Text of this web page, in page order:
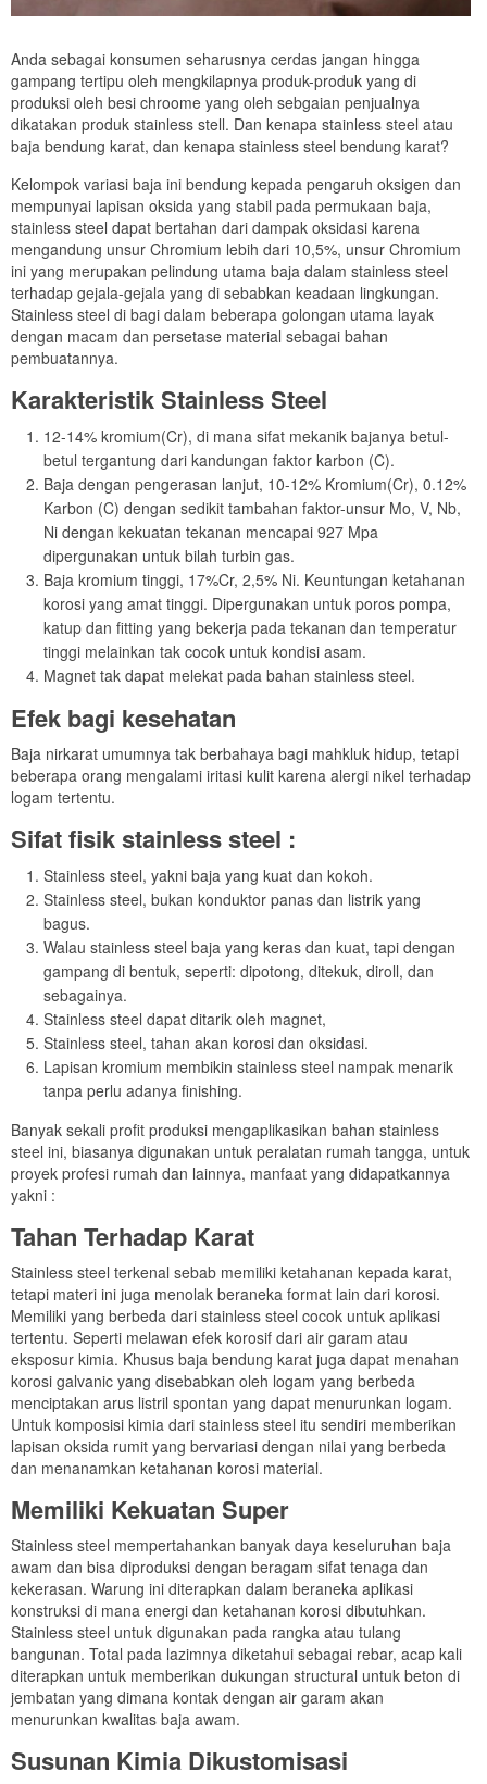
Anda sebagai konsumen seharusnya cerdas jangan hingga
gampang tertipu oleh mengkilapnya produk-produk yang di
produksi oleh besi chroome yang oleh sebgaian penjualnya
dikatakan produk stainless stell. Dan kenapa stainless steel atau
baja bendung karat, dan kenapa stainless steel bendung karat?
Kelompok variasi baja ini bendung kepada pengaruh oksigen dan
mempunyai lapisan oksida yang stabil pada permukaan baja,
stainless steel dapat bertahan dari dampak oksidasi karena
mengandung unsur Chromium lebih dari 10,5%, unsur Chromium
ini yang merupakan pelindung utama baja dalam stainless steel
terhadap gejala-gejala yang di sebabkan keadaan lingkungan.
Stainless steel di bagi dalam beberapa golongan utama layak
dengan macam dan persetase material sebagai bahan
pembuatannya.
Karakteristik Stainless Steel
12-14% kromium(Cr), di mana sifat mekanik bajanya betul-
betul tergantung dari kandungan faktor karbon (C).
Baja dengan pengerasan lanjut, 10-12% Kromium(Cr), 0.12%
Karbon (C) dengan sedikit tambahan faktor-unsur Mo, V, Nb,
Ni dengan kekuatan tekanan mencapai 927 Mpa
dipergunakan untuk bilah turbin gas.
Baja kromium tinggi, 17%Cr, 2,5% Ni. Keuntungan ketahanan
korosi yang amat tinggi. Dipergunakan untuk poros pompa,
katup dan fitting yang bekerja pada tekanan dan temperatur
tinggi melainkan tak cocok untuk kondisi asam.
Magnet tak dapat melekat pada bahan stainless steel.
Efek bagi kesehatan
Baja nirkarat umumnya tak berbahaya bagi mahkluk hidup, tetapi
beberapa orang mengalami iritasi kulit karena alergi nikel terhadap
logam tertentu.
Sifat fisik stainless steel :
Stainless steel, yakni baja yang kuat dan kokoh.
Stainless steel, bukan konduktor panas dan listrik yang
bagus.
Walau stainless steel baja yang keras dan kuat, tapi dengan
gampang di bentuk, seperti: dipotong, ditekuk, diroll, dan
sebagainya.
Stainless steel dapat ditarik oleh magnet,
Stainless steel, tahan akan korosi dan oksidasi.
Lapisan kromium membikin stainless steel nampak menarik
tanpa perlu adanya finishing.
Banyak sekali profit produksi mengaplikasikan bahan stainless
steel ini, biasanya digunakan untuk peralatan rumah tangga, untuk
proyek profesi rumah dan lainnya, manfaat yang didapatkannya
yakni :
Tahan Terhadap Karat
Stainless steel terkenal sebab memiliki ketahanan kepada karat,
tetapi materi ini juga menolak beraneka format lain dari korosi.
Memiliki yang berbeda dari stainless steel cocok untuk aplikasi
tertentu. Seperti melawan efek korosif dari air garam atau
eksposur kimia. Khusus baja bendung karat juga dapat menahan
korosi galvanic yang disebabkan oleh logam yang berbeda
menciptakan arus listril spontan yang dapat menurunkan logam.
Untuk komposisi kimia dari stainless steel itu sendiri memberikan
lapisan oksida rumit yang bervariasi dengan nilai yang berbeda
dan menanamkan ketahanan korosi material.
Memiliki Kekuatan Super
Stainless steel mempertahankan banyak daya keseluruhan baja
awam dan bisa diproduksi dengan beragam sifat tenaga dan
kekerasan. Warung ini diterapkan dalam beraneka aplikasi
konstruksi di mana energi dan ketahanan korosi dibutuhkan.
Stainless steel untuk digunakan pada rangka atau tulang
bangunan. Total pada lazimnya diketahui sebagai rebar, acap kali
diterapkan untuk memberikan dukungan structural untuk beton di
jembatan yang dimana kontak dengan air garam akan
menurunkan kwalitas baja awam.
Susunan Kimia Dikustomisasi